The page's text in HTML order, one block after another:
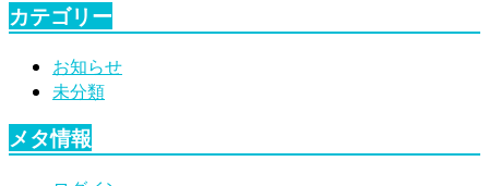
カテゴリー
お知らせ
未分類
メタ情報